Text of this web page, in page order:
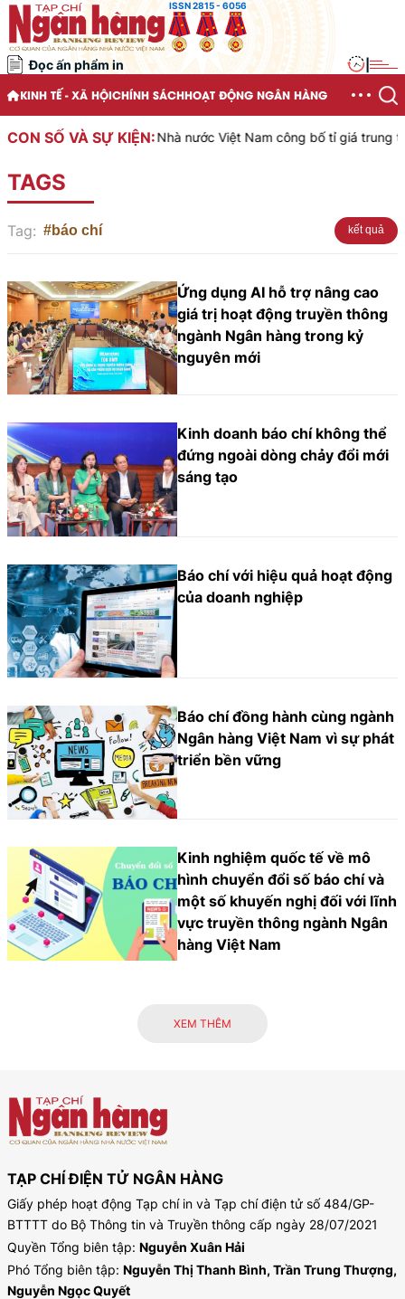
ISSN 2815 - 6056
Đọc ấn phẩm in
KINH TẾ - XÃ HỘICHÍNH SÁCHHOẠT ĐỘNG NGÂN HÀNG
CON SỐ VÀ SỰ KIỆN:
Ngân hàng Nhà nước Việt Nam công bố tỉ giá trung
TAGS
Tag: #báo chí kết quả
Ứng dụng AI hỗ trợ nâng cao
giá trị hoạt động truyền thông
ngành Ngân hàng trong kỷ
nguyên mới
Kinh doanh báo chí không thể
đứng ngoài dòng chảy đổi mới
sáng tạo
Báo chí với hiệu quả hoạt động
của doanh nghiệp
Báo chí đồng hành cùng ngành
Ngân hàng Việt Nam vì sự phát
triển bền vững
Kinh nghiệm quốc tế về mô
hình chuyển đổi số báo chí và
một số khuyến nghị đối với lĩnh
vực truyền thông ngành Ngân
hàng Việt Nam
XEM THÊM
TẠP CHÍ ĐIỆN TỬ NGÂN HÀNG
Giấy phép hoạt động Tạp chí in và Tạp chí điện tử số 484/GP-
BTTTT do Bộ Thông tin và Truyền thông cấp ngày 28/07/2021
Quyền Tổng biên tập: Nguyễn Xuân Hải
Phó Tổng biên tập: Nguyễn Thị Thanh Bình, Trần Trung Thượng,
Nguyễn Ngọc Quyết